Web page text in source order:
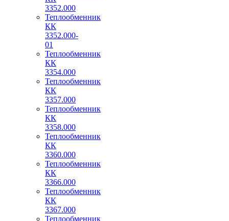
3352.000
Теплообменник
КК
3352.000-
01
Теплообменник
КК
3354.000
Теплообменник
КК
3357.000
Теплообменник
КК
3358.000
Теплообменник
КК
3360.000
Теплообменник
КК
3366.000
Теплообменник
КК
3367.000
Теплообменник